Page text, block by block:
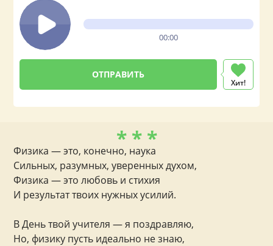
00:00
Хит!
* * *
Физика — это, конечно, наука
Сильных, разумных, уверенных духом,
Физика — это любовь и стихия
И результат твоих нужных усилий.
В День твой учителя — я поздравляю,
Но, физику пусть идеально не знаю,